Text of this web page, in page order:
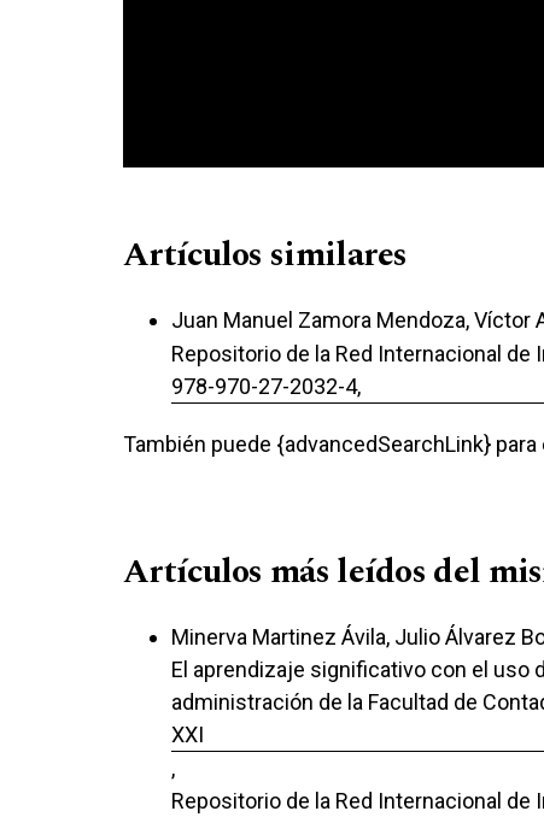
Artículos similares
Juan Manuel Zamora Mendoza, Víctor
Repositorio de la Red Internacional
978-970-27-2032-4,
También puede {advancedSearchLink}
Artículos más leídos del
Minerva Martinez Ávila, Julio Álvarez
El aprendizaje significativo con el uso
administración de la Facultad de
XXI
,
Repositorio de la Red Internacional